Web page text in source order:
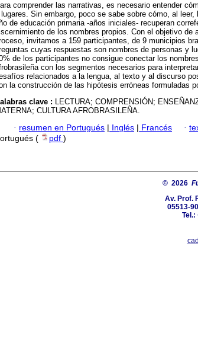
comprender las narrativas, es necesario entender
Sin embargo, poco se sabe sobre cómo, al
de educación primaria -años iniciales- recuperan
de los nombres propios. Con el objetivo de
invitamos a 159 participantes, de 9 municipios
cuyas respuestas son nombres de personas y
de los participantes no consigue conectar los
con los segmentos necesarios para
relacionados a la lengua, al texto y al discurso
la construcción de las hipótesis erróneas formuladas
clave : LECTURA; COMPRENSIÓN;
CULTURA AFROBRASILEÑA.
· resumen en Portugués | Inglés | Francés ·
(
pdf )
© 2026
Av. Prof.
05513-
Tel.: